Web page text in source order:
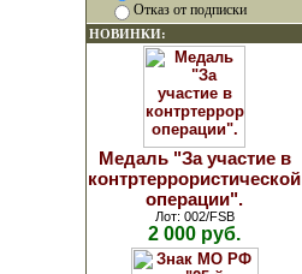
Отказ от подписки
НОВИНКИ:
Медаль "За участие в
контртеррористической
операции".
Лот: 002/FSB
2 000 руб.